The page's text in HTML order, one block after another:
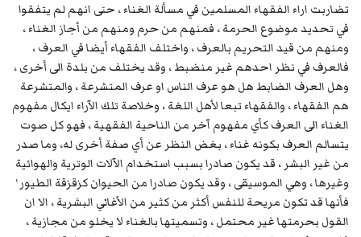
تضاربت اراء الفقهاء المسلمين في مسألة الغناء ، حتى انهم لم يتفقوا
في تحديد موضوع الحرمة ، فمنهم من حرم ومنهم من أجاز الغناء ،
ومنهم من قيد التحريم بالعرف ، واختلف الفقهاء أيضا في العرف ،
فالعرف في نظر احدهم غير منضبط ، وقد يختلف من بلدة الى أخرى ،
وهل العرف الضابط هل هو عرف الناس او عرف المتشرعة ، والمتشرعة
هم الفقهاء ، والفقهاء تبعا لأهل اللغة ، وخلاصة تلك الآراء ايكال مفهوم
الغناء الى العرف كأي مفهوم آخر من الناحية الفقهية ، فهو كل صوت
يتسالم العرف بكونه غناء ، بغض النظر عن أي صفة أخرى له، وما صدر
من غير البشر ، قد يكون صادرا بسبب استخدام الآلات الوترية والهوائية
وغيرها ، وهي الموسيقى ، وقد يكون صادرا من الحيوان كزقزقة الطيور ،
فأنها قد تكون مريحة للنفس أكثر من كثير من الأغاني البشرية ، الا ان
القول بحرمتها غير محتمل ، وتسميتها بالغناء لا يخلو من مجازية ،